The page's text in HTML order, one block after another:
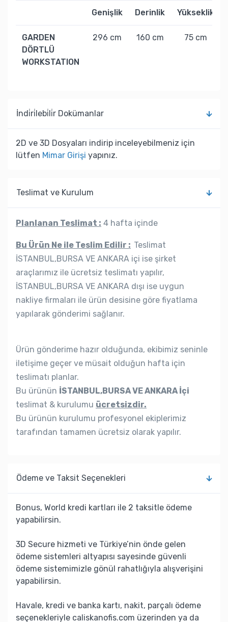
Genişlik Derinlik Yükseklik
GARDEN
DÖRTLÜ
WORKSTATION
296 cm 160 cm 75 cm
İndi̇ri̇lebi̇li̇r Dokümanlar
2D ve 3D Dosyaları indirip inceleyebilmeniz için
lütfen Mimar Girişi yapınız.
Teslimat ve Kurulum
Planlanan Teslimat : 4 hafta içinde
Bu Ürün Ne ile Teslim Edilir : Teslimat
İSTANBUL,BURSA VE ANKARA içi ise şirket
araçlarımız ile ücretsiz teslimatı yapılır,
İSTANBUL,BURSA VE ANKARA dışı ise uygun
nakliye firmaları ile ürün desisine göre fiyatlama
yapılarak gönderimi sağlanır.
Ürün gönderime hazır olduğunda, ekibimiz seninle
iletişime geçer ve müsait olduğun hafta için
teslimatı planlar.
Bu ürünün İSTANBUL,BURSA VE ANKARA İçi
teslimat & kurulumu ücretsizdir.
Bu ürünün kurulumu profesyonel ekiplerimiz
tarafından tamamen ücretsiz olarak yapılır.
Ödeme ve Taksit Seçenekleri
Bonus, World kredi kartları ile 2 taksitle ödeme
yapabilirsin.
3D Secure hizmeti ve Türkiye’nin önde gelen
ödeme sistemleri altyapısı sayesinde güvenli
ödeme sistemimizle gönül rahatlığıyla alışverişini
yapabilirsin.
Havale, kredi ve banka kartı, nakit, parçalı ödeme
seçenekleriyle caliskanofis.com üzerinden ya da